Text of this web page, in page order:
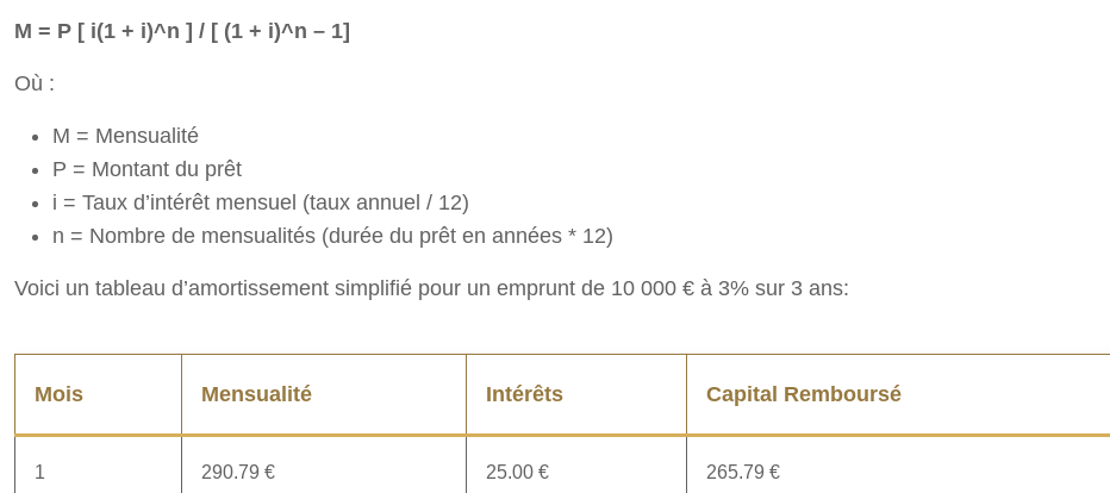
M = P [ i(1 + i)^n ] / [ (1 + i)^n – 1]
Où :
M = Mensualité
P = Montant du prêt
i = Taux d’intérêt mensuel (taux annuel / 12)
n = Nombre de mensualités (durée du prêt en années * 12)
Voici un tableau d’amortissement simplifié pour un emprunt de 10 000 € à 3% sur 3 ans:
Mois Mensualité Intérêts Capital Remboursé
1 290.79 € 25.00 € 265.79 €